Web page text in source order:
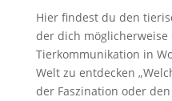
Hier findest du den
der dich
Tierkommunikation in
Welt zu entdecken
der Faszination oder